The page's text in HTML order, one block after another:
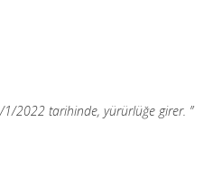
2022 tarihinde, yürürlüğe girer. ”